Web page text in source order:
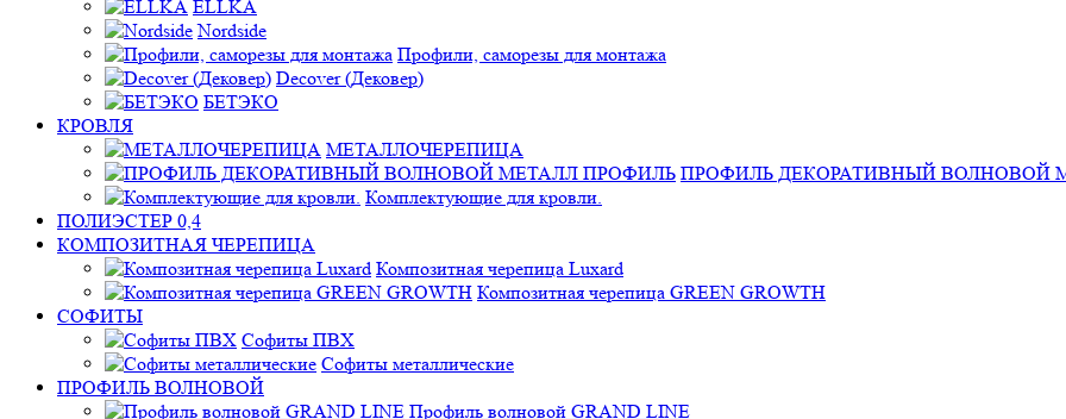
ЁLLKA
Nordside
Профили, саморезы для монтажа
Decover (Дековер)
БЕТЭКО
КРОВЛЯ
МЕТАЛЛОЧЕРЕПИЦА
ПРОФИЛЬ ДЕКОРАТИВНЫЙ ВОЛНОВОЙ
Комплектующие для кровли.
ПОЛИЭСТЕР 0,4
КОМПОЗИТНАЯ ЧЕРЕПИЦА
Композитная черепица Luxard
Композитная черепица GREEN GROWTH
СОФИТЫ
Софиты ПВХ
Софиты металлические
ПРОФИЛЬ ВОЛНОВОЙ
Профиль волновой GRAND LINE